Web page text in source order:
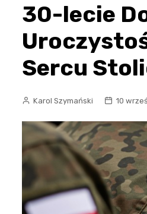
30-lecie
Sercu
Karol Szymański 10